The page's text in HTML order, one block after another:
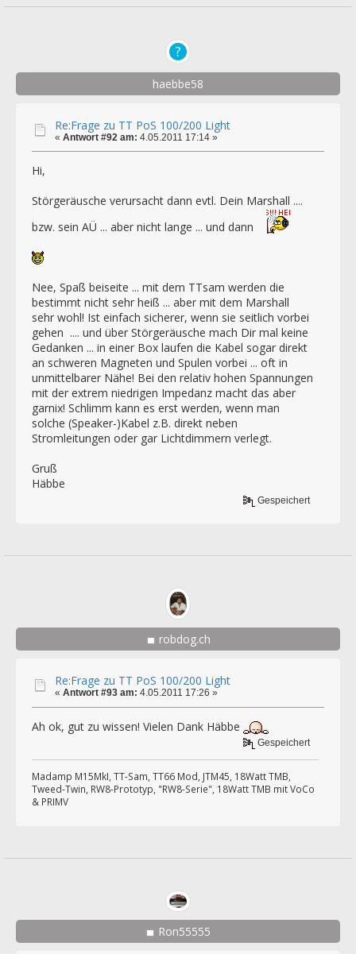
haebbe58
Re:Frage zu TT PoS 100/200 Light
« Antwort #92 am: 4.05.2011 17:14 »
Hi,
Störgeräusche verursacht dann evtl. Dein Marshall ....
bzw. sein AÜ ... aber nicht lange ... und dann
Nee, Spaß beiseite ... mit dem TTsam werden die
bestimmt nicht sehr heiß ... aber mit dem Marshall
sehr wohl! Ist einfach sicherer, wenn sie seitlich vorbei
gehen .... und über Störgeräusche mach Dir mal keine
Gedanken ... in einer Box laufen die Kabel sogar direkt
an schweren Magneten und Spulen vorbei ... oft in
unmittelbarer Nähe! Bei den relativ hohen Spannungen
mit der extrem niedrigen Impedanz macht das aber
garnix! Schlimm kann es erst werden, wenn man
solche (Speaker-)Kabel z.B. direkt neben
Stromleitungen oder gar Lichtdimmern verlegt.
Gruß
Häbbe
Gespeichert
robdog.ch
Re:Frage zu TT PoS 100/200 Light
« Antwort #93 am: 4.05.2011 17:26 »
Ah ok, gut zu wissen! Vielen Dank Häbbe
Gespeichert
Madamp M15MkI, TT-Sam, TT66 Mod, JTM45, 18Watt TMB,
Tweed-Twin, RW8-Prototyp, "RW8-Serie", 18Watt TMB mit VoCo
& PRIMV
Ron55555